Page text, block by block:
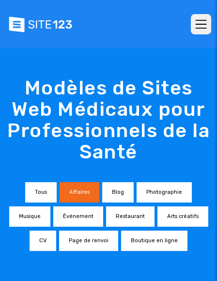
Modèles de Sites
Web Médicaux pour
Professionnels de la
Santé
Tous Affaires Blog Photographie
Musique Événement Restaurant Arts créatifs
CV Page de renvoi Boutique en ligne